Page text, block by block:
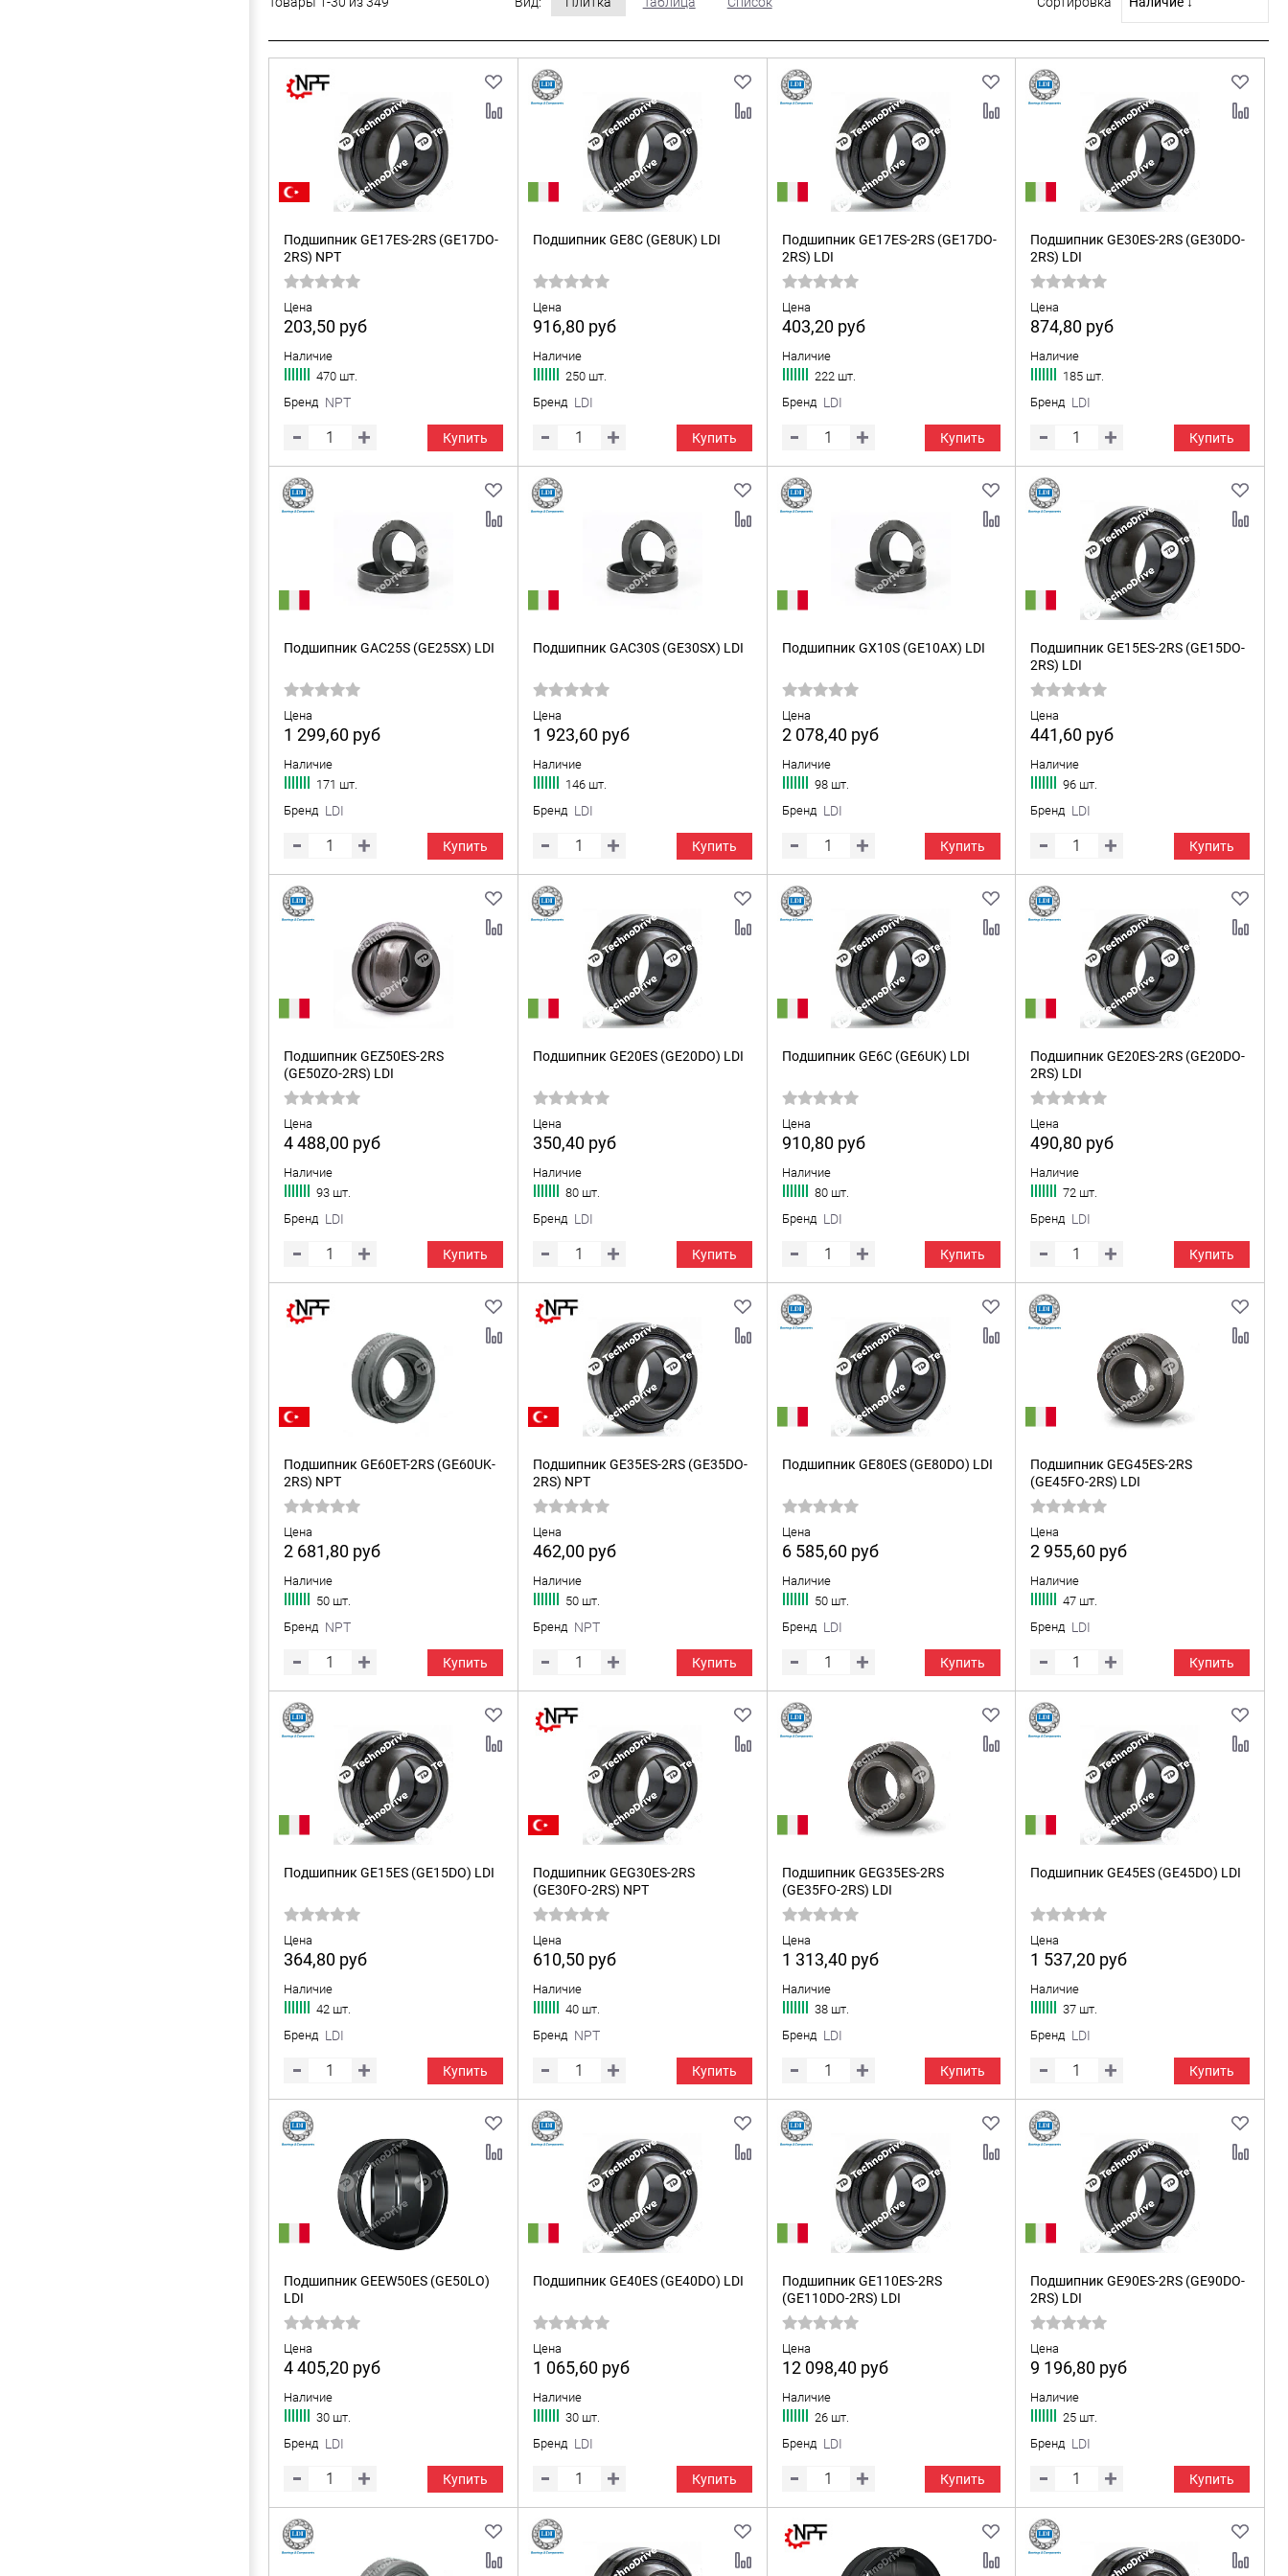
Подшипник GE17ES-2RS (GE17DO-
2RS) NPT
Цена
203,50 руб
Наличие
470 шт.
Бренд NPT
Купить
Подшипник GE8C (GE8UK) LDI
Цена
916,80 руб
Наличие
250 шт.
Бренд LDI
Купить
Подшипник GE17ES-2RS (GE17DO-
2RS) LDI
Цена
403,20 руб
Наличие
222 шт.
Бренд LDI
Купить
Подшипник GE30ES-2RS (GE30DO-
2RS) LDI
Цена
874,80 руб
Наличие
185 шт.
Бренд LDI
Купить
Подшипник GAC25S (GE25SX) LDI
Цена
1 299,60 руб
Наличие
171 шт.
Бренд LDI
Купить
Подшипник GAC30S (GE30SX) LDI
Цена
1 923,60 руб
Наличие
146 шт.
Бренд LDI
Купить
Подшипник GX10S (GE10AX) LDI
Цена
2 078,40 руб
Наличие
98 шт.
Бренд LDI
Купить
Подшипник GE15ES-2RS (GE15DO-
2RS) LDI
Цена
441,60 руб
Наличие
96 шт.
Бренд LDI
Купить
Подшипник GEZ50ES-2RS
(GE50ZO-2RS) LDI
Цена
4 488,00 руб
Наличие
93 шт.
Бренд LDI
Купить
Подшипник GE20ES (GE20DO) LDI
Цена
350,40 руб
Наличие
80 шт.
Бренд LDI
Купить
Подшипник GE6C (GE6UK) LDI
Цена
910,80 руб
Наличие
80 шт.
Бренд LDI
Купить
Подшипник GE20ES-2RS (GE20DO-
2RS) LDI
Цена
490,80 руб
Наличие
72 шт.
Бренд LDI
Купить
Подшипник GE60ET-2RS (GE60UK-
2RS) NPT
Цена
2 681,80 руб
Наличие
50 шт.
Бренд NPT
Купить
Подшипник GE35ES-2RS (GE35DO-
2RS) NPT
Цена
462,00 руб
Наличие
50 шт.
Бренд NPT
Купить
Подшипник GE80ES (GE80DO) LDI
Цена
6 585,60 руб
Наличие
50 шт.
Бренд LDI
Купить
Подшипник GEG45ES-2RS
(GE45FO-2RS) LDI
Цена
2 955,60 руб
Наличие
47 шт.
Бренд LDI
Купить
Подшипник GE15ES (GE15DO) LDI
Цена
364,80 руб
Наличие
42 шт.
Бренд LDI
Купить
Подшипник GEG30ES-2RS
(GE30FO-2RS) NPT
Цена
610,50 руб
Наличие
40 шт.
Бренд NPT
Купить
Подшипник GEG35ES-2RS
(GE35FO-2RS) LDI
Цена
1 313,40 руб
Наличие
38 шт.
Бренд LDI
Купить
Подшипник GE45ES (GE45DO) LDI
Цена
1 537,20 руб
Наличие
37 шт.
Бренд LDI
Купить
Подшипник GEEW50ES (GE50LO)
LDI
Цена
4 405,20 руб
Наличие
30 шт.
Бренд LDI
Купить
Подшипник GE40ES (GE40DO) LDI
Цена
1 065,60 руб
Наличие
30 шт.
Бренд LDI
Купить
Подшипник GE110ES-2RS
(GE110DO-2RS) LDI
Цена
12 098,40 руб
Наличие
26 шт.
Бренд LDI
Купить
Подшипник GE90ES-2RS (GE90DO-
2RS) LDI
Цена
9 196,80 руб
Наличие
25 шт.
Бренд LDI
Купить